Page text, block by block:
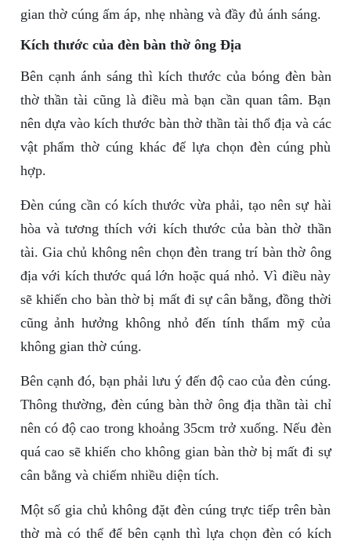
gian thờ cúng ấm áp, nhẹ nhàng và đầy đủ ánh sáng.
Kích thước của đèn bàn thờ ông Địa
Bên cạnh ánh sáng thì kích thước của bóng đèn bàn
thờ thần tài cũng là điều mà bạn cần quan tâm. Bạn
nên dựa vào kích thước bàn thờ thần tài thổ địa và các
vật phẩm thờ cúng khác để lựa chọn đèn cúng phù
hợp.
Đèn cúng cần có kích thước vừa phải, tạo nên sự hài
hòa và tương thích với kích thước của bàn thờ thần
tài. Gia chủ không nên chọn đèn trang trí bàn thờ ông
địa với kích thước quá lớn hoặc quá nhỏ. Vì điều này
sẽ khiến cho bàn thờ bị mất đi sự cân bằng, đồng thời
cũng ảnh hưởng không nhỏ đến tính thẩm mỹ của
không gian thờ cúng.
Bên cạnh đó, bạn phải lưu ý đến độ cao của đèn cúng.
Thông thường, đèn cúng bàn thờ ông địa thần tài chỉ
nên có độ cao trong khoảng 35cm trở xuống. Nếu đèn
quá cao sẽ khiến cho không gian bàn thờ bị mất đi sự
cân bằng và chiếm nhiều diện tích.
Một số gia chủ không đặt đèn cúng trực tiếp trên bàn
thờ mà có thể để bên cạnh thì lựa chọn đèn có kích